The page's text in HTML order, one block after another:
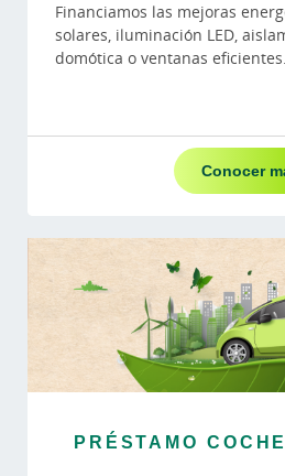
Financiamos las mejoras
solares, iluminación LED,
domótica o ventanas eficientes.
Conocer
PRÉSTAMO